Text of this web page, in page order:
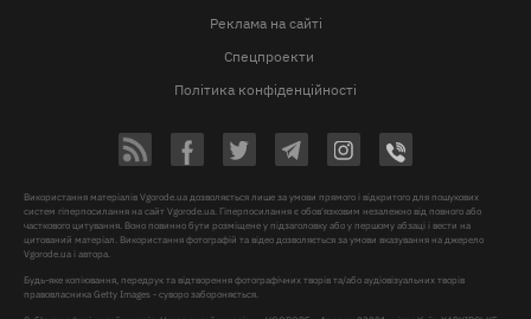
Реклама на сайті
Спецпроекти
Політика конфіденційності
Використання матеріалів Vgorode.ua дозволяється лише за умови прямого і відкритого для пошукових
систем гіперпосилання на сайт Vgorode.ua. Гіперпосилання є обов'язковим незалежно від повного або
часткового цитування. Воно повинно бути розміщене у підзаголовку або у першому абзаці і вести на
цитований матеріал. Використання фотографій та відео дозволяється за умови вказування на джерело
Vgorode.ua і автора.
Будь-яке копіювання, передрук та відтворення фотографічних творів та/або аудіовізуальних творів
правовласника Getty Images - суворо забороняється.